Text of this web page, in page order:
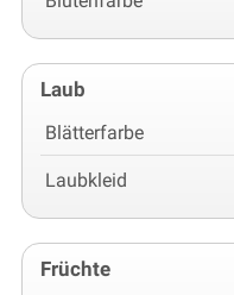
Laub
Blätterfarbe
Laubkleid
Früchte